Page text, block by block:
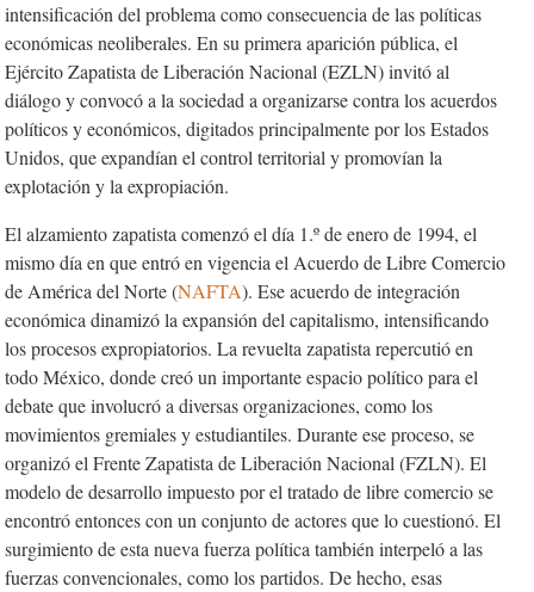
intensificación del problema como consecuencia de las políticas
económicas neoliberales. En su primera aparición pública, el
Ejército Zapatista de Liberación Nacional (EZLN) invitó al
diálogo y convocó a la sociedad a organizarse contra los acuerdos
políticos y económicos, digitados principalmente por los Estados
Unidos, que expandían el control territorial y promovían la
explotación y la expropiación.
El alzamiento zapatista comenzó el día 1.º de enero de 1994, el
mismo día en que entró en vigencia el Acuerdo de Libre Comercio
de América del Norte (NAFTA). Ese acuerdo de integración
económica dinamizó la expansión del capitalismo, intensificando
los procesos expropiatorios. La revuelta zapatista repercutió en
todo México, donde creó un importante espacio político para el
debate que involucró a diversas organizaciones, como los
movimientos gremiales y estudiantiles. Durante ese proceso, se
organizó el Frente Zapatista de Liberación Nacional (FZLN). El
modelo de desarrollo impuesto por el tratado de libre comercio se
encontró entonces con un conjunto de actores que lo cuestionó. El
surgimiento de esta nueva fuerza política también interpeló a las
fuerzas convencionales, como los partidos. De hecho, esas